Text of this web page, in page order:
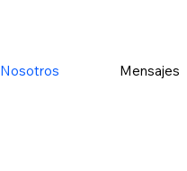
Nosotros Mensajes